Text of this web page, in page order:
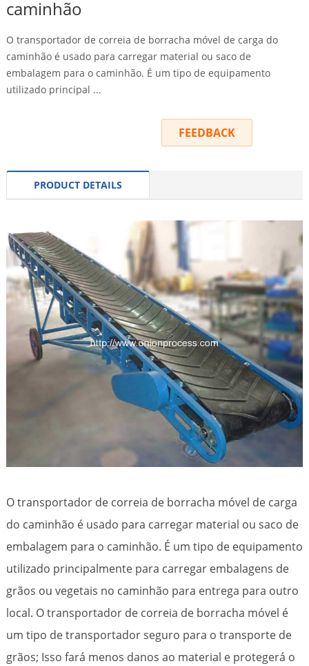
caminhão
O transportador de correia de borracha móvel de carga do
caminhão é usado para carregar material ou saco de
embalagem para o caminhão. É um tipo de equipamento
utilizado principal ...
FEEDBACK
PRODUCT DETAILS
O transportador de correia de borracha móvel de carga
do caminhão é usado para carregar material ou saco de
embalagem para o caminhão. É um tipo de equipamento
utilizado principalmente para carregar embalagens de
grãos ou vegetais no caminhão para entrega para outro
local. O transportador de correia de borracha móvel é
um tipo de transportador seguro para o transporte de
grãos; Isso fará menos danos ao material e protegerá o